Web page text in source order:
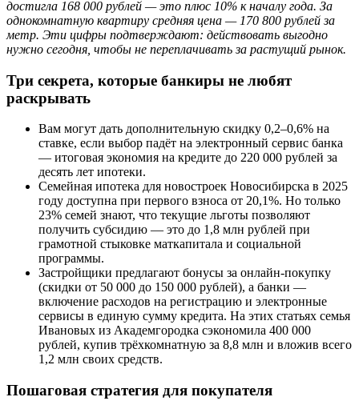
достигла 168 000 рублей — это плюс 10% к началу года. За
однокомнатную квартиру средняя цена — 170 800 рублей за
метр. Эти цифры подтверждают: действовать выгодно
нужно сегодня, чтобы не переплачивать за растущий рынок.
Три секрета, которые банкиры не любят
раскрывать
Вам могут дать дополнительную скидку 0,2–0,6% на
ставке, если выбор падёт на электронный сервис банка
— итоговая экономия на кредите до 220 000 рублей за
десять лет ипотеки.
Семейная ипотека для новостроек Новосибирска в 2025
году доступна при первого взноса от 20,1%. Но только
23% семей знают, что текущие льготы позволяют
получить субсидию — это до 1,8 млн рублей при
грамотной стыковке маткапитала и социальной
программы.
Застройщики предлагают бонусы за онлайн-покупку
(скидки от 50 000 до 150 000 рублей), а банки —
включение расходов на регистрацию и электронные
сервисы в единую сумму кредита. На этих статьях семья
Ивановых из Академгородка сэкономила 400 000
рублей, купив трёхкомнатную за 8,8 млн и вложив всего
1,2 млн своих средств.
Пошаговая стратегия для покупателя